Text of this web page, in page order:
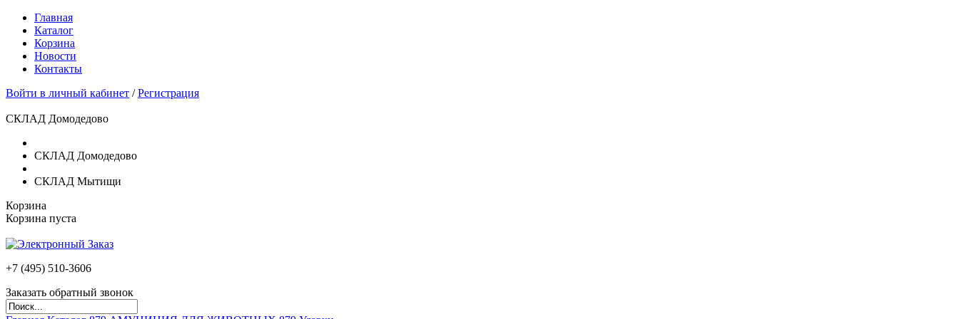
Главная
Каталог
Корзина
Новости
Контакты
Войти в личный кабинет /Регистрация
СКЛАД Домодедово
СКЛАД Домодедово
СКЛАД Мытищи
Корзина
Корзина пуста
+7 (495) 510-3606
Заказать обратный звонок